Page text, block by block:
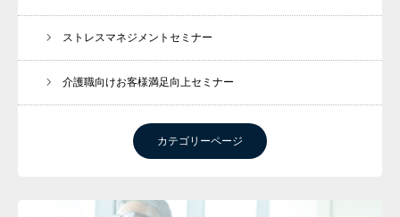
ストレスマネジメントセミナー
介護職向けお客様満足向上セミナー
カテゴリーページ